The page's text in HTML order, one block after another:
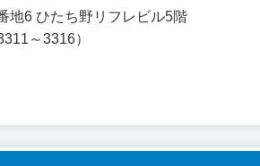
地6 ひたち野リフレビル5階
～3316）